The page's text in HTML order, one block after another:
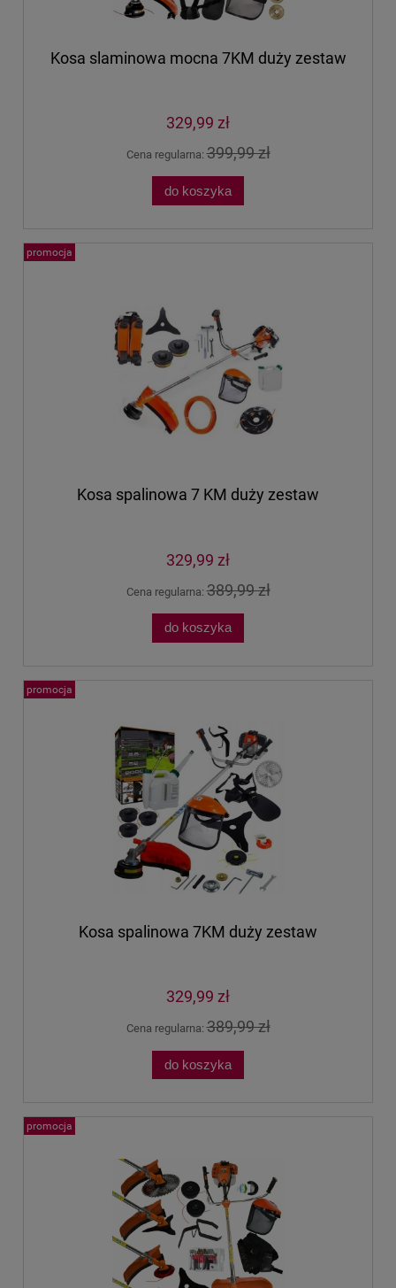
Kosa slaminowa mocna 7KM duży zestaw
329,99 zł
Cena regularna:399,99 zł
do koszyka
Kosa spalinowa 7 KM duży zestaw
329,99 zł
Cena regularna:389,99 zł
do koszyka
promocja
Kosa spalinowa 7KM duży zestaw
329,99 zł
Cena regularna:389,99 zł
do koszyka
promocja
promocja